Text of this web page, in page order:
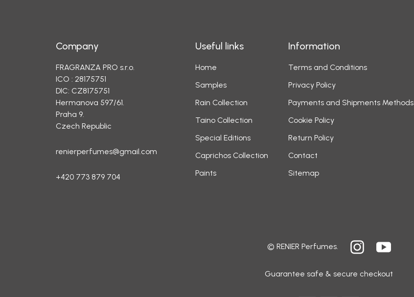
Company
FRAGRANZA PRO s.r.o.
ICO : 28175751
DIC: CZ8175751
Hermanova 597/61.
Praha 9.
Czech Republic
renierperfumes@gmail.com
+420 773 879 704
Useful links
Home
Samples
Rain Collection
Taino Collection
Special Editions
Caprichos Collection
Paints
Information
Terms and Conditions
Privacy Policy
Payments and Shipments Methods
Cookie Policy
Return Policy
Contact
Sitemap
© RENIER Perfumes.
Guarantee safe & secure checkout